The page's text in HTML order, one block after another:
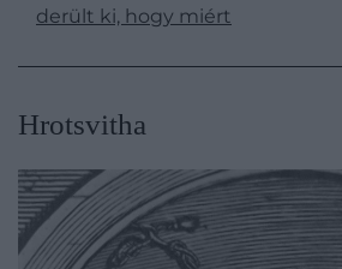
derült ki, hogy miért
Hrotsvitha